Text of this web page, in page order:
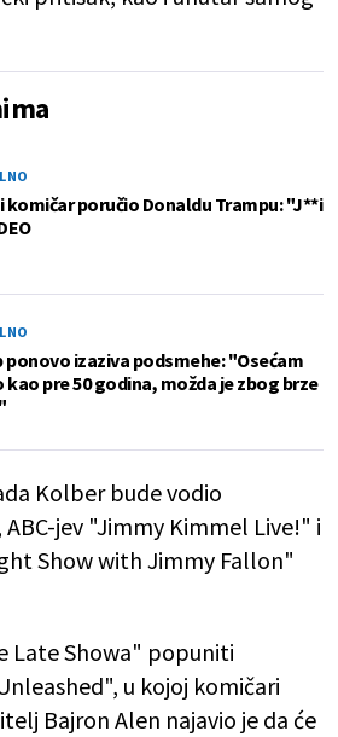
komičar poručio Donaldu Trampu: "J**i
ponovo izaziva podsmehe: "Osećam
kao pre 50 godina, možda je zbog brze
Kolber bude vodio
jev "Jimmy Kimmel Live!" i
Show with Jimmy Fallon"
Late Showa" popuniti
u kojoj komičari
Bajron Alen najavio je da će